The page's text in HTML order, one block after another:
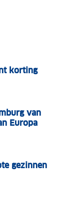
korting
van
Europa
gezinnen